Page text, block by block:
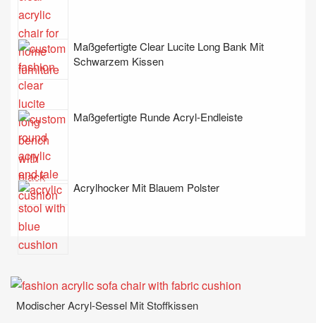
Maßgefertigte Clear Lucite Long Bank Mit
Schwarzem Kissen
Maßgefertigte Runde Acryl-Endleiste
Acrylhocker Mit Blauem Polster
Modischer Acryl-Sessel Mit Stoffkissen